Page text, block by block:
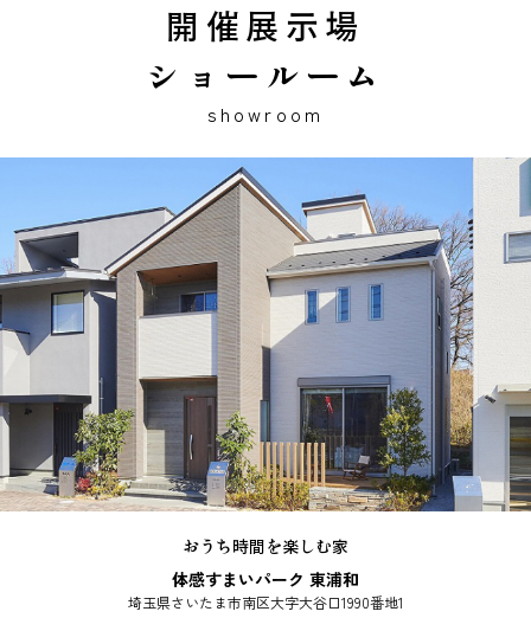
開催展示場
ショールーム
showroom
おうち時間を楽しむ家
体感すまいパーク 東浦和
埼玉県さいたま市南区大字大谷口1990番地1